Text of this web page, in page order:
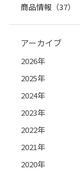
商品情報（37）
アーカイブ
2026年
2025年
2024年
2023年
2022年
2021年
2020年